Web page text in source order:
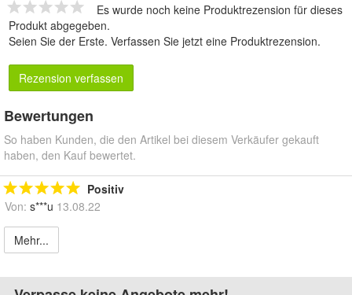
Es wurde noch keine Produktrezension für dieses
Produkt abgegeben.
Seien Sie der Erste. Verfassen Sie jetzt eine Produktrezension.
Rezension verfassen
Bewertungen
So haben Kunden, die den Artikel bei diesem Verkäufer gekauft
haben, den Kauf bewertet.
Positiv
Von: s***u 13.08.22
Mehr...